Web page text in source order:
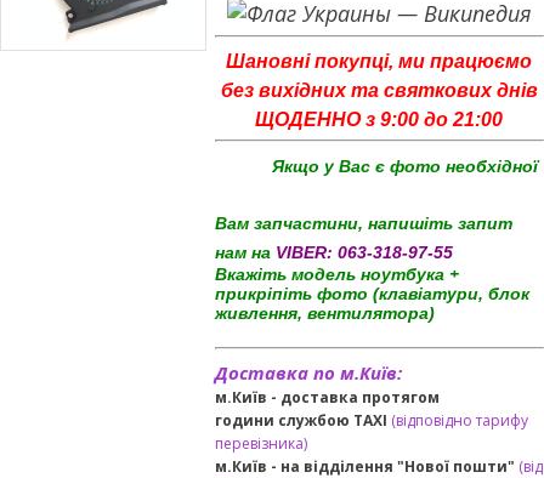
Шановні покупці, ми працюємо
без вихідних та святкових днів
ЩОДЕННО з 9:00 до 21:00
Якщо у Вас є фото необхідної
Вам запчастини, напишіть запит
нам на VIBER: 063-318-97-55
Вкажіть модель ноутбука +
прикріпіть фото (клавіатури, блок
живлення, вентилятора)
Доставка по м.Київ:
м.Київ - доставка протягом
години службою TAXI (відповідно тарифу
перевізника)
м.Київ - на відділення "Нової пошти" (від